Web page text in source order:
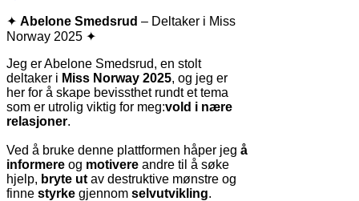
✦ Abelone Smedsrud – Deltaker i Miss
Norway 2025 ✦
Jeg er Abelone Smedsrud, en stolt
deltaker i Miss Norway 2025, og jeg er
her for å skape bevissthet rundt et tema
som er utrolig viktig for meg:vold i nære
relasjoner.
Ved å bruke denne plattformen håper jeg å
informere og motivere andre til å søke
hjelp, bryte ut av destruktive mønstre og
finne styrke gjennom selvutvikling.